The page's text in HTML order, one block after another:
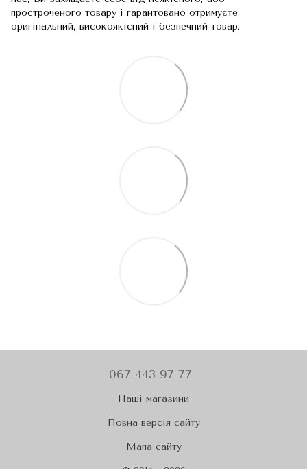
простроченого товару і гарантовано отримуєте
оригінальний, високоякісний і безпечний товар.
067 443 97 77
Наші магазини
Повна версія сайту
Мапа сайту